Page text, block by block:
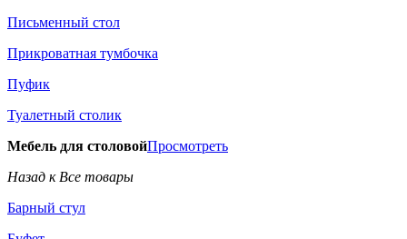
Письменный стол
Прикроватная тумбочка
Пуфик
Туалетный столик
Мебель для столовойПросмотреть
Назад к Все товары
Барный стул